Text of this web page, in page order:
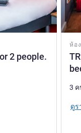
2 people.
ห้อ
3
ดูร